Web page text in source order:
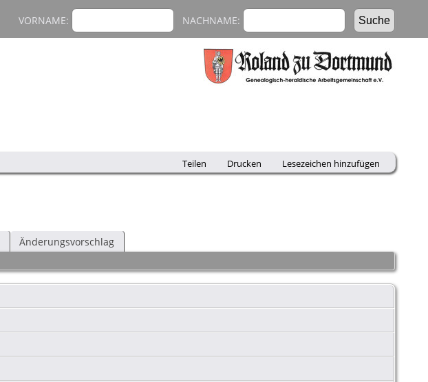
VORNAME: NACHNAME:
Teilen Drucken Lesezeichen hinzufügen
Änderungsvorschlag